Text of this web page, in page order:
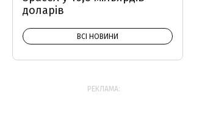
доларів
ВСІ НОВИНИ
РЕКЛАМА: